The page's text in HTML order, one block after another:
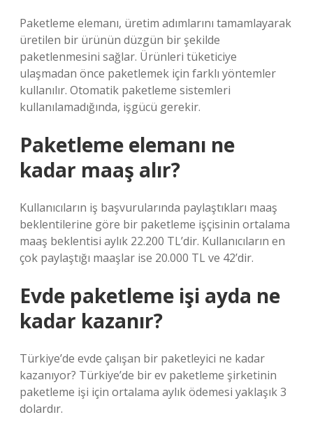
Paketleme elemanı, üretim adımlarını tamamlayarak
üretilen bir ürünün düzgün bir şekilde
paketlenmesini sağlar. Ürünleri tüketiciye
ulaşmadan önce paketlemek için farklı yöntemler
kullanılır. Otomatik paketleme sistemleri
kullanılamadığında, işgücü gerekir.
Paketleme elemanı ne
kadar maaş alır?
Kullanıcıların iş başvurularında paylaştıkları maaş
beklentilerine göre bir paketleme işçisinin ortalama
maaş beklentisi aylık 22.200 TL’dir. Kullanıcıların en
çok paylaştığı maaşlar ise 20.000 TL ve 42’dir.
Evde paketleme işi ayda ne
kadar kazanır?
Türkiye’de evde çalışan bir paketleyici ne kadar
kazanıyor? Türkiye’de bir ev paketleme şirketinin
paketleme işi için ortalama aylık ödemesi yaklaşık 3
dolardır.